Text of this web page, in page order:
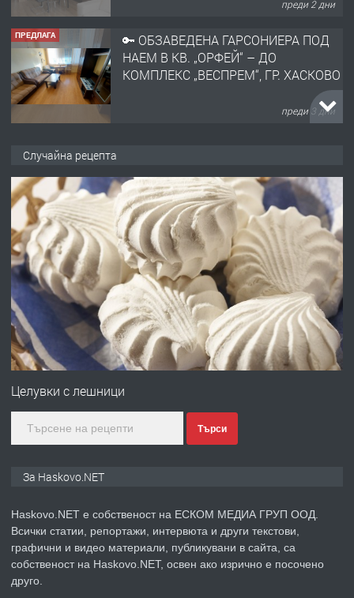
преди 2 дни
ПРЕДЛАГА
🔑 ОБЗАВЕДЕНА ГАРСОНИЕРА ПОД
НАЕМ В КВ. „ОРФЕЙ“ – ДО
КОМПЛЕКС „ВЕСПРЕМ“, ГР. ХАСКОВО
преди 3 дни
АПАРТАМЕНТ В ЦЕНТЪРА НА ГР.
ХАСКОВО
преди 4 дни
ПРЕДЛАГА Давам гараж под наем
преди 4 дни
ПРЕДЛАГА
№4120 Магазин/Офис под наем в кв.
градската градина!
преди 5 дни
ПРЕДЛАГА
Продавам парцел в гр. Хасково кв.
Случайна рецепта
Целувки с лешници
Търси
За Haskovo.NET
Haskovo.NET е собственост на ЕСКОМ МЕДИА ГРУП ООД.
Всички статии, репортажи, интервюта и други текстови,
графични и видео материали, публикувани в сайта, са
собственост на Haskovo.NET, освен ако изрично е посочено
друго.